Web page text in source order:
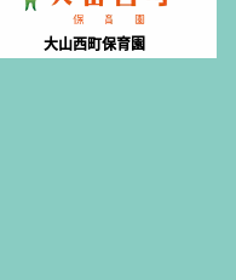
大山西町保育園